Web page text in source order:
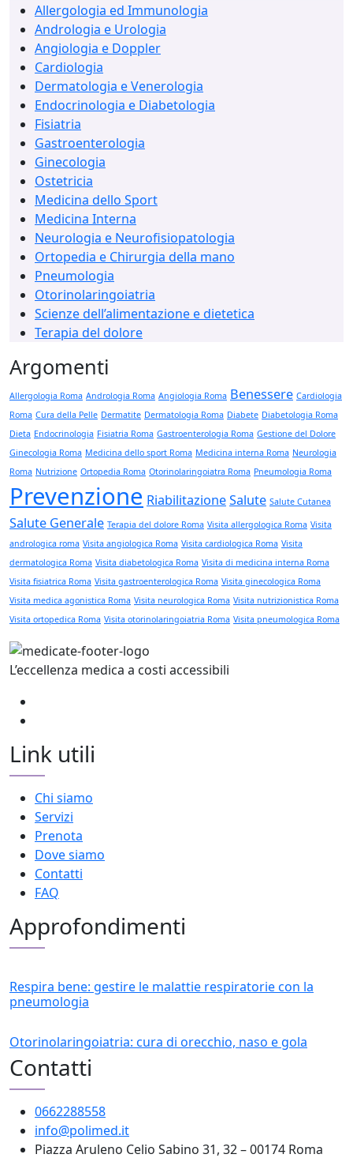
Allergologia ed Immunologia
Andrologia e Urologia
Angiologia e Doppler
Cardiologia
Dermatologia e Venerologia
Endocrinologia e Diabetologia
Fisiatria
Gastroenterologia
Ginecologia
Ostetricia
Medicina dello Sport
Medicina Interna
Neurologia e Neurofisiopatologia
Ortopedia e Chirurgia della mano
Pneumologia
Otorinolaringoiatria
Scienze dell’alimentazione e dietetica
Terapia del dolore
Argomenti
Allergologia Roma Andrologia Roma Angiologia Roma Benessere Cardiologia
Roma Cura della Pelle Dermatite Dermatologia Roma Diabete Diabetologia Roma
Dieta Endocrinologia Fisiatria Roma Gastroenterologia Roma Gestione del Dolore
Ginecologia Roma Medicina dello sport Roma Medicina interna Roma Neurologia
Roma Nutrizione Ortopedia Roma Otorinolaringoiatra Roma Pneumologia Roma
Prevenzione RiabilitazioneSalute Salute Cutanea
Salute Generale Terapia del dolore Roma Visita allergologica Roma Visita
andrologica roma Visita angiologica Roma Visita cardiologica Roma Visita
dermatologica Roma Visita diabetologica Roma Visita di medicina interna Roma
Visita fisiatrica Roma Visita gastroenterologica Roma Visita ginecologica Roma
Visita medica agonistica Roma Visita neurologica Roma Visita nutrizionistica Roma
Visita ortopedica Roma Visita otorinolaringoiatria Roma Visita pneumologica Roma
L’eccellenza medica a costi accessibili
Link utili
Chi siamo
Servizi
Prenota
Dove siamo
Contatti
FAQ
Approfondimenti
Respira bene: gestire le malattie respiratorie con la
pneumologia
Otorinolaringoiatria: cura di orecchio, naso e gola
Contatti
0662288558
info@polimed.it
Piazza Aruleno Celio Sabino 31, 32 – 00174 Roma